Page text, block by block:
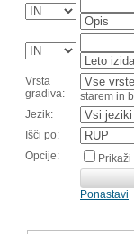
Vrsta
gradiva:
starem in
Jezik:
Išči po:
Opcije:
Ponastavi